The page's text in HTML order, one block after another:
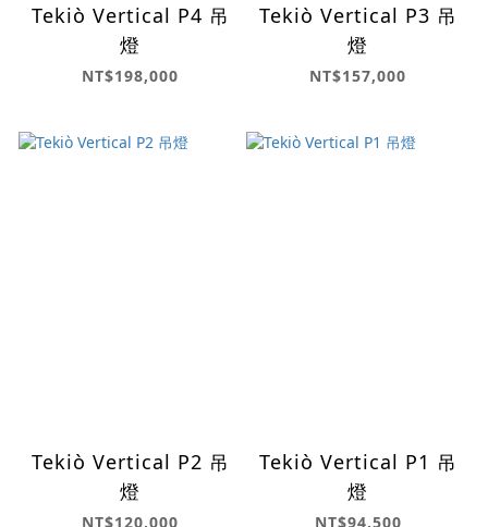
Tekiò Vertical P4 吊
燈
NT$198,000
Tekiò Vertical P3 吊
燈
NT$157,000
Tekiò Vertical P2 吊
燈
NT$120,000
Tekiò Vertical P1 吊
燈
NT$94,500